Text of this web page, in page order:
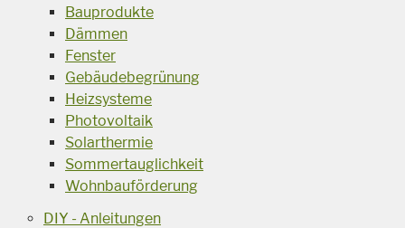
Bauprodukte
Dämmen
Fenster
Gebäudebegrünung
Heizsysteme
Photovoltaik
Solarthermie
Sommertauglichkeit
Wohnbauförderung
DIY - Anleitungen